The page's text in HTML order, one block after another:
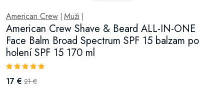
American Crew Muži
American Crew Shave & Beard ALL-IN-ONE
Face Balm Broad Spectrum SPF 15 balzam po
holení SPF 15 170 ml
17 € 21 €